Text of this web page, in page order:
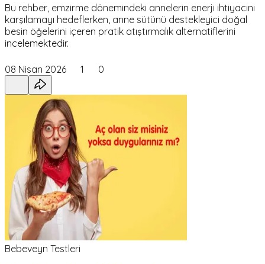
Bu rehber, emzirme dönemindeki annelerin enerji ihtiyacını
karşılamayı hedeflerken, anne sütünü destekleyici doğal
besin öğelerini içeren pratik atıştırmalık alternatiflerini
incelemektedir.
08 Nisan 2026 1 0
Bebeveyn Testleri